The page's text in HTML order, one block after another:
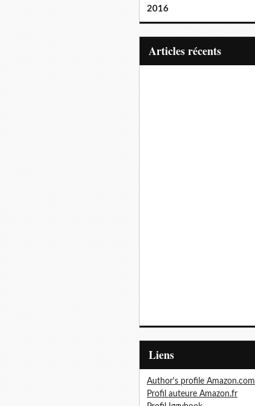
2016
articles récents
Liens
Author's profile Amazon.com
Profil auteure Amazon.fr